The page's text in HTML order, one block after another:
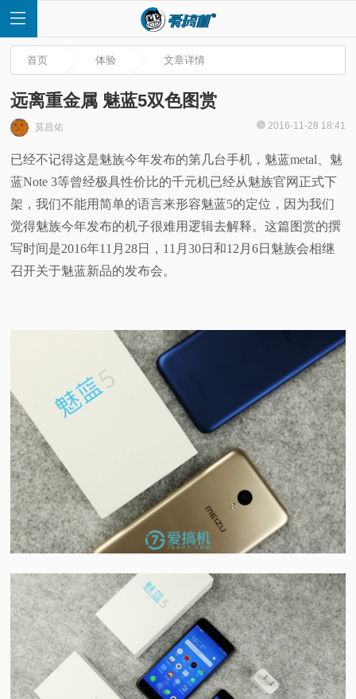
页
快
讯
频
科
普
体
验
专
题
首页 体验 文章详情
远离重金属 魅蓝5双色图赏
莫昌佑 2016-11-28 18:41
已经不记得这是魅族今年发布的第几台手机，魅蓝metal、魅
蓝Note 3等曾经极具性价比的千元机已经从魅族官网正式下
架，我们不能用简单的语言来形容魅蓝5的定位，因为我们
觉得魅族今年发布的机子很难用逻辑去解释。这篇图赏的撰
写时间是2016年11月28日，11月30日和12月6日魅族会相继
召开关于魅蓝新品的发布会。